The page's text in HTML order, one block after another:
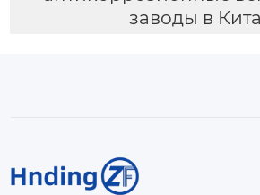
заводы в